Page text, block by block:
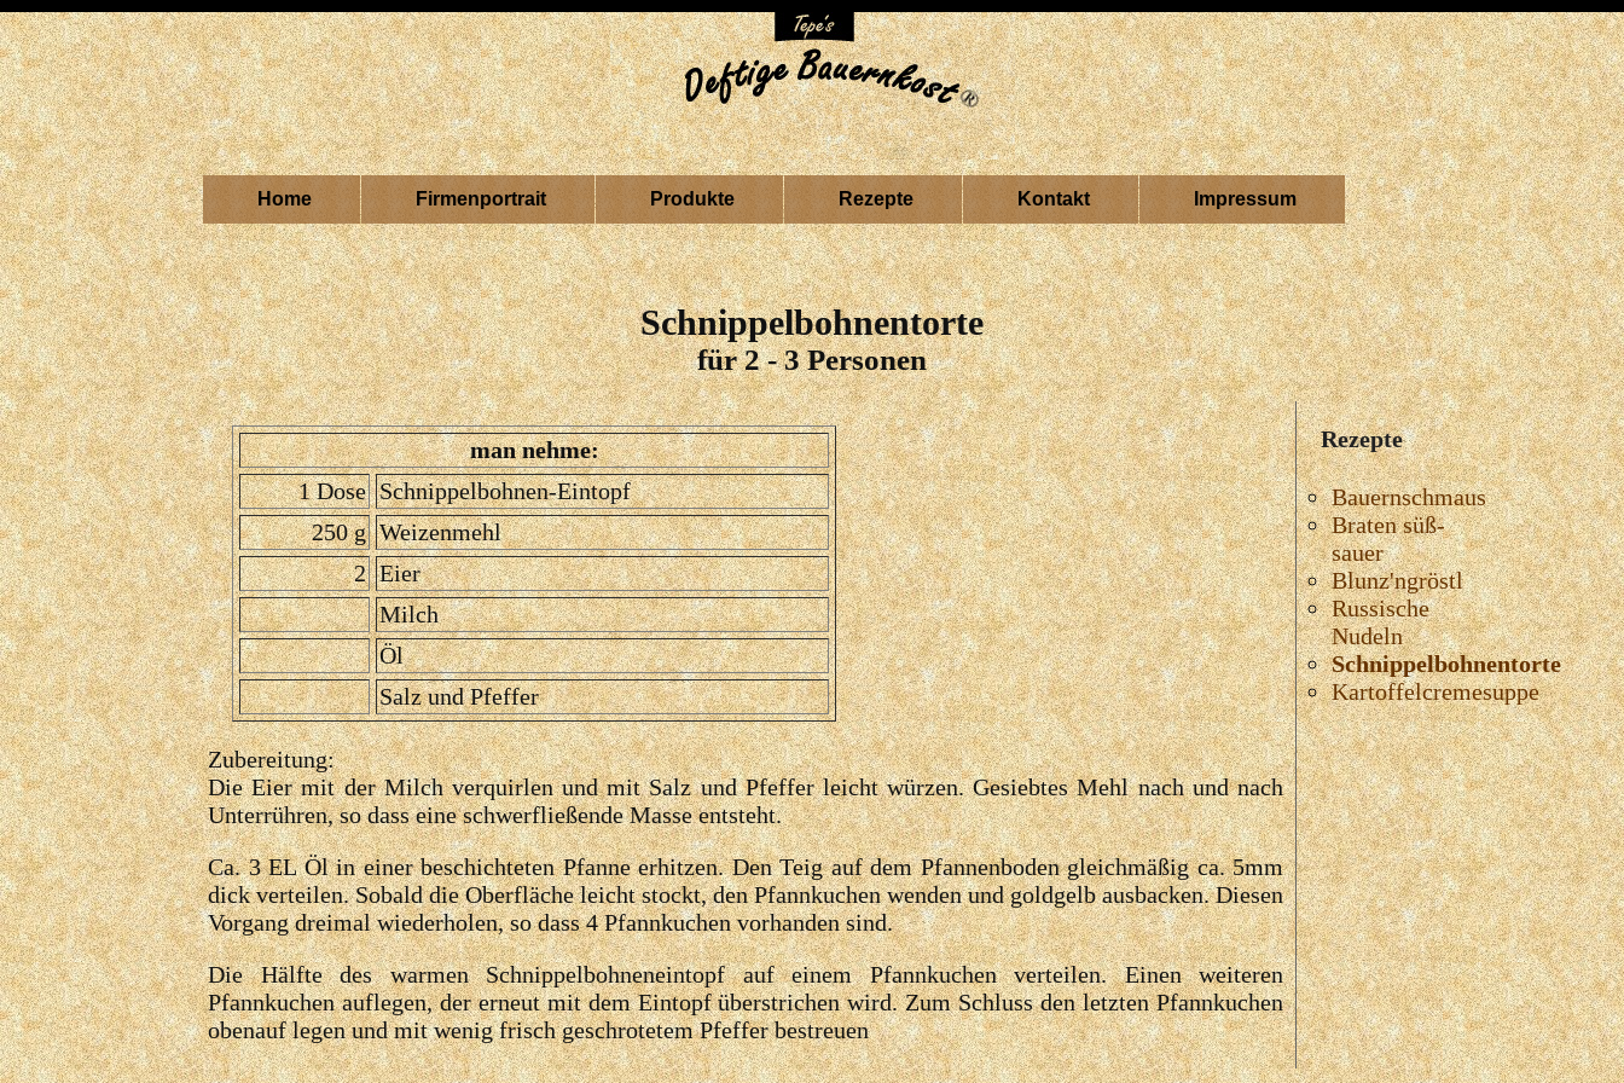
Home Firmenportrait Produkte Rezepte Kontakt Impressum
Schnippelbohnentorte
für 2 - 3 Personen
man nehme:
1 Dose Schnippelbohnen-Eintopf
250 g Weizenmehl
2 Eier
Milch
Öl
Salz und Pfeffer
Zubereitung:
Die Eier mit der Milch verquirlen und mit Salz und Pfeffer leicht würzen. Gesiebtes Mehl nach und nach
Unterrühren, so dass eine schwerfließende Masse entsteht.
Ca. 3 EL Öl in einer beschichteten Pfanne erhitzen. Den Teig auf dem Pfannenboden gleichmäßig ca. 5mm
dick verteilen. Sobald die Oberfläche leicht stockt, den Pfannkuchen wenden und goldgelb ausbacken. Diesen
Vorgang dreimal wiederholen, so dass 4 Pfannkuchen vorhanden sind.
Die Hälfte des warmen Schnippelbohneneintopf auf einem Pfannkuchen verteilen. Einen weiteren
Pfannkuchen auflegen, der erneut mit dem Eintopf überstrichen wird. Zum Schluss den letzten Pfannkuchen
obenauf legen und mit wenig frisch geschrotetem Pfeffer bestreuen
Rezepte
Bauernschmaus
Braten süß-
sauer
Blunz'ngröstl
Russische
Nudeln
Schnippelbohnentorte
Kartoffelcremesuppe